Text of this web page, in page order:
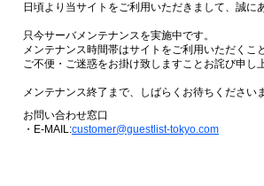
日頃より当サイトをご利用いただきまして、誠に
只今サーバメンテナンスを実施中です。
メンテナンス時間帯はサイトをご利用いただくこ
ご不便・ご迷惑をお掛け致しますことお詫び申し
メンテナンス終了まで、しばらくお待ちください
お問い合わせ窓口
・E-MAIL:customer@guestlist-tokyo.com